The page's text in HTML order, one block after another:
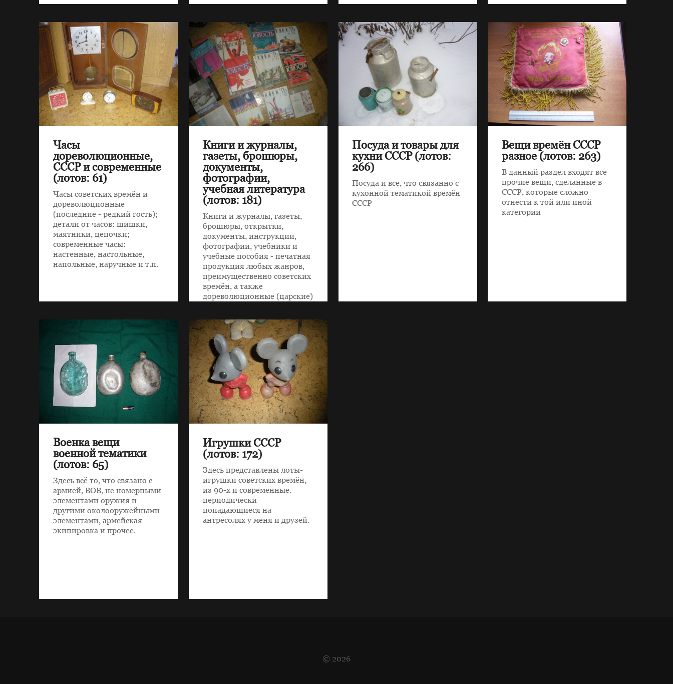
Часы
дореволюционные,
СССР и современные
(лотов: 61)
Часы советских времён и
дореволюционные
(последние - редкий гость);
детали от часов: шишки,
маятники, цепочки;
современные часы:
настенные, настольные,
напольные, наручные и т.п.
Книги и журналы,
газеты, брошюры,
документы,
фотографии,
учебная литература
(лотов: 181)
Книги и журналы, газеты,
брошюры, открытки,
документы, инструкции,
фотографии, учебники и
учебные пособия - печатная
продукция любых жанров,
преимущественно советских
времён, а также
дореволюционные (царские)
Посуда и товары для
кухни СССР (лотов:
266)
Посуда и все, что связанно с
кухонной тематикой времён
СССР
Вещи времён СССР
разное (лотов: 263)
В данный раздел входят все
прочие вещи, сделанные в
СССР, которые сложно
отнести к той или иной
категории
Военка вещи
военной тематики
(лотов: 65)
Здесь всё то, что связано с
армией, ВОВ, не номерными
элементами оружия и
другими околооружейными
элементами, армейская
экипировка и прочее.
Игрушки СССР
(лотов: 172)
Здесь представлены лоты-
игрушки советских времён,
из 90-х и современные.
периодически
попадающиеся на
антресолях у меня и друзей.
© 2026